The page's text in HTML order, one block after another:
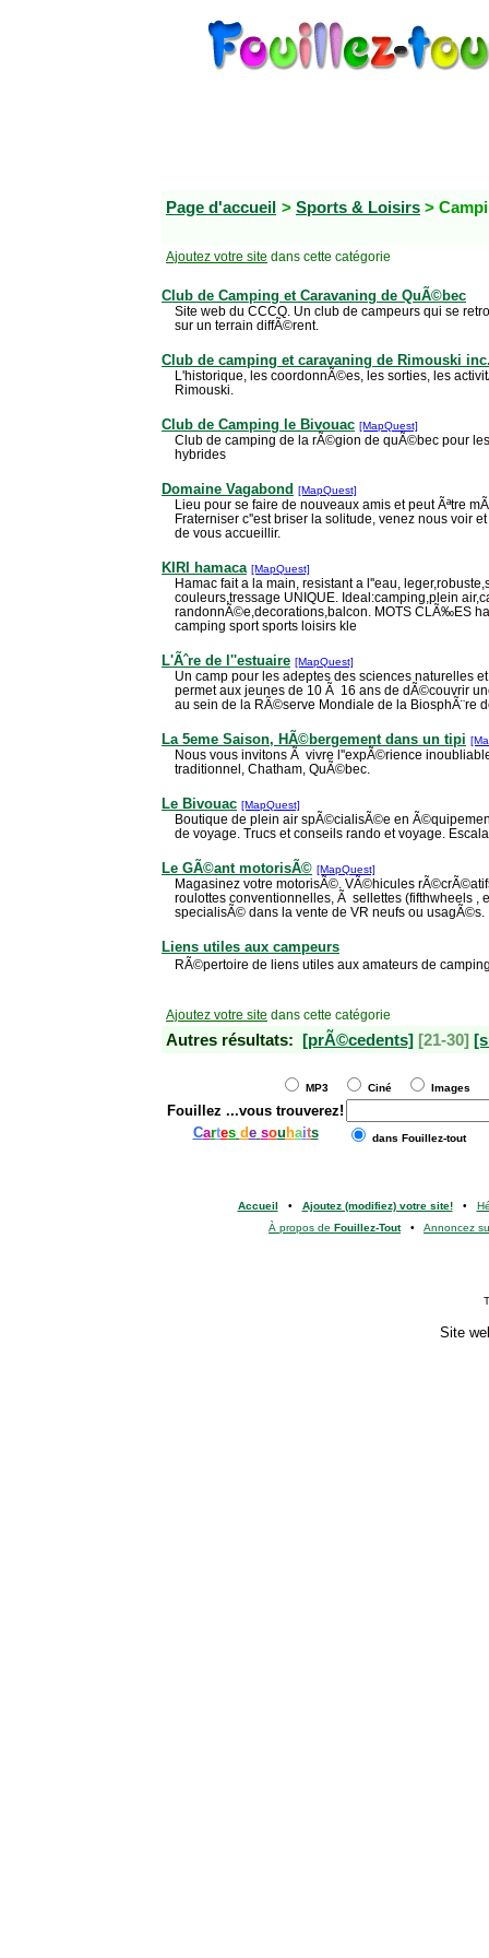
Page d'accueil > Sports & Loisirs >
Ajoutez votre site dans cette catégorie
Club de Camping et Caravaning de QuÃ©bec
Site web du CCCQ. Un club de campeurs qui se
sur un terrain diffÃ©rent.
Club de camping et caravaning de Rimouski
L'historique, les coordonnÃ©es, les sorties, les
Rimouski.
Club de Camping le Bivouac [MapQuest]
Club de camping de la rÃ©gion de quÃ©bec pour
hybrides
Domaine Vagabond [MapQuest]
Lieu pour se faire de nouveaux amis et peut Ãªtre
Fraterniser c''est briser la solitude, venez nous voir
de vous accueillir.
KIRI hamaca [MapQuest]
Hamac fait a la main, resistant a l''eau,
couleurs,tressage UNIQUE. Ideal:camping,plein
randonnÃ©e,decorations,balcon. MOTS CLÃ‰ES
camping sport sports loisirs kle
L'Ãˆre de l''estuaire [MapQuest]
Un camp pour les adeptes des sciences naturelles
permet aux jeunes de 10 Ã 16 ans de dÃ©couvrir
au sein de la RÃ©serve Mondiale de la BiosphÃ¨re
La 5eme Saison, HÃ©bergement dans un tipi
Nous vous invitons Ã vivre l''expÃ©rience
traditionnel, Chatham, QuÃ©bec.
Le Bivouac [MapQuest]
Boutique de plein air spÃ©cialisÃ©e en
de voyage. Trucs et conseils rando et voyage.
Le GÃ©ant motorisÃ© [MapQuest]
Magasinez votre motorisÃ©. VÃ©hicules
roulottes conventionnelles, Ã sellettes (fifthwheels ,
specialisÃ© dans la vente de VR neufs ou usagÃ©s.
Liens utiles aux campeurs
RÃ©pertoire de liens utiles aux amateurs de
Ajoutez votre site dans cette catégorie
Autres résultats: [prÃ©cedents] [21-30]
MP3 Ciné Images
Fouillez ...vous trouverez!
Cartes de sou haits dans Fouillez-tout
Accueil • Ajoutez (modifiez) votre site!•
À propos de Fouillez-Tout• Annoncez
Site